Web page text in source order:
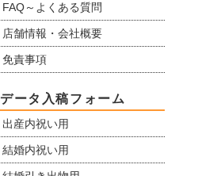
FAQ～よくある質問
店舗情報・会社概要
免責事項
データ入稿フォーム
出産内祝い用
結婚内祝い用